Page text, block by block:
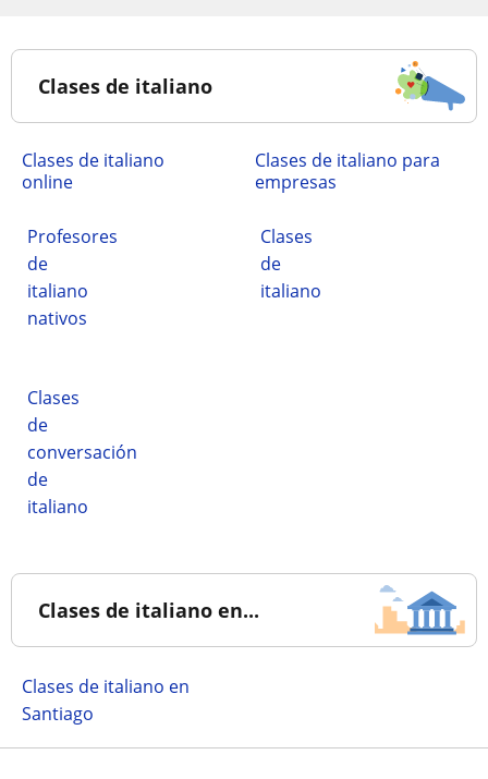
Clases de italiano
Clases de italiano
online
Clases de italiano para
empresas
Profesores
de
italiano
nativos
Clases
de
italiano
Clases
de
conversación
de
italiano
Clases de italiano en...
Clases de italiano en
Santiago